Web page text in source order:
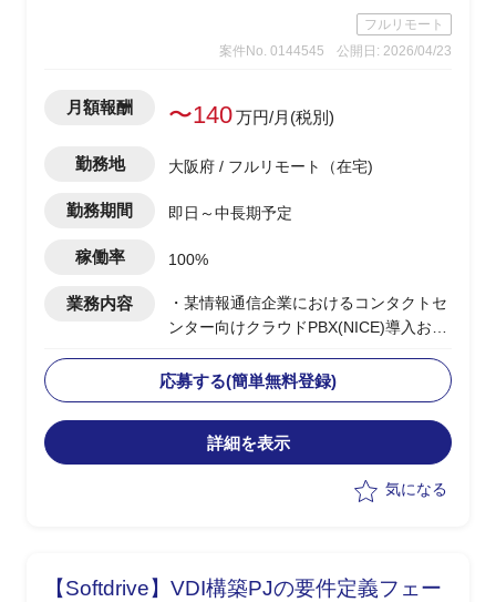
フルリモート
案件No. 0144545
公開日: 2026/04/23
月額報酬 〜140万円/月(税別)
勤務地 大阪府 / フルリモート（在宅)
勤務期間 即日～中長期予定
稼働率 100%
業務内容
・某情報通信企業におけるコンタクトセ
ンター向けクラウドPBX(NICE)導入およ
・コンタクトセンター基盤導入の上流提
案から実装までの推進
・顧客への提案活動を通じた案件創出お
よび案件獲得のリード
理を行いながらPJ推進を実施
応募する(簡単無料登録)
詳細を表示
気になる
【Softdrive】VDI構築PJの要件定義フェー